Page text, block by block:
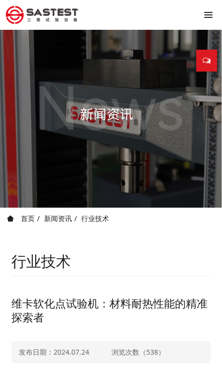
首页 新闻资讯 行业技术
行业技术
维卡软化点试验机：材料耐热性能的精准
探索者
发布日期：2024.07.24 浏览次数（538）